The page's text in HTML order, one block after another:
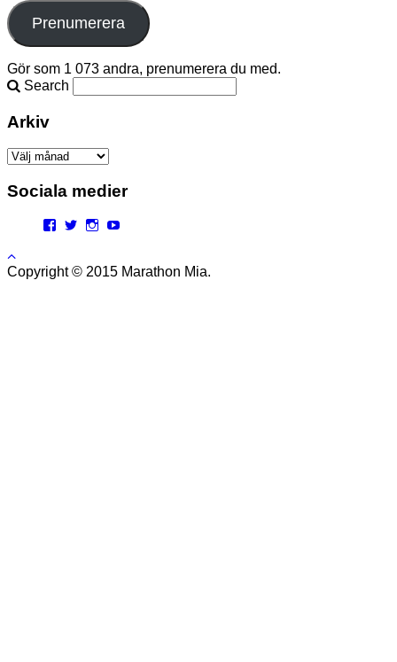
Prenumerera
Gör som 1 073 andra, prenumerera du med.
Search
Arkiv
Arkiv
Sociala medier
Facebook
TwitterInstagram
Copyright © 2015 Marathon Mia.